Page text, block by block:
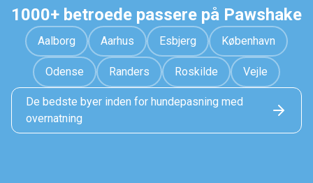
1000+ betroede passere på Pawshake
Aalborg Aarhus Esbjerg København
Odense Randers Roskilde Vejle
De bedste byer inden for hundepasning med
overnatning